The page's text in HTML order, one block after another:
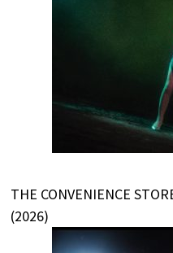
THE CONVENIENCE
(2026)